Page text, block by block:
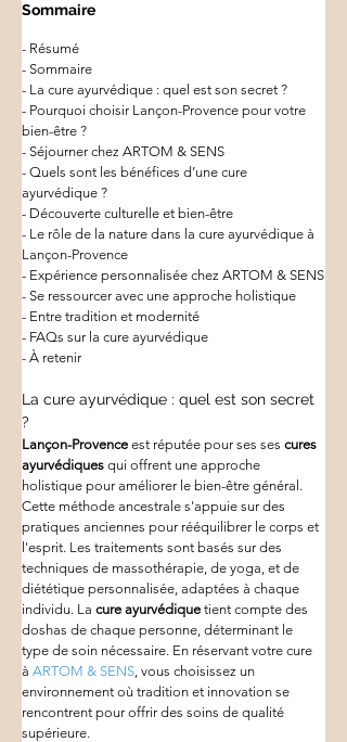
Sommaire
- Résumé
- Sommaire
- La cure ayurvédique : quel est son secret ?
- Pourquoi choisir Lançon-Provence pour votre
bien-être ?
- Séjourner chez ARTOM & SENS
- Quels sont les bénéfices d’une cure
ayurvédique ?
- Découverte culturelle et bien-être
- Le rôle de la nature dans la cure ayurvédique à
Lançon-Provence
- Expérience personnalisée chez ARTOM & SENS
- Se ressourcer avec une approche holistique
- Entre tradition et modernité
- FAQs sur la cure ayurvédique
- À retenir
La cure ayurvédique : quel est son secret
?
Lançon-Provence est réputée pour ses ses cures
ayurvédiques qui offrent une approche
holistique pour améliorer le bien-être général.
Cette méthode ancestrale s'appuie sur des
pratiques anciennes pour rééquilibrer le corps et
l'esprit. Les traitements sont basés sur des
techniques de massothérapie, de yoga, et de
diététique personnalisée, adaptées à chaque
individu. La cure ayurvédique tient compte des
doshas de chaque personne, déterminant le
type de soin nécessaire. En réservant votre cure
à ARTOM & SENS, vous choisissez un
environnement où tradition et innovation se
rencontrent pour offrir des soins de qualité
supérieure.